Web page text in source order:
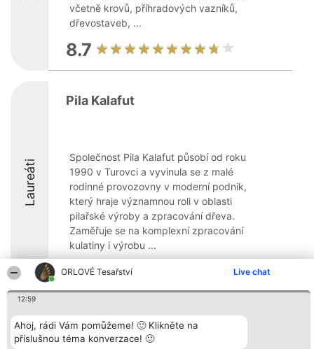
ORLOVÉ Tesařství Live chat
12:59
Ahoj, rádi Vám pomůžeme! 🙂 Klikněte na
příslušnou téma konverzace! 🙂
včetně krovů, příhradových vazníků,
dřevostaveb, ...
8.7
Laureáti
Pila Kalafut
Společnost Pila Kalafut působí od roku
1990 v Turovci a vyvinula se z malé
rodinné provozovny v moderní podnik,
který hraje významnou roli v oblasti
pilařské výroby a zpracování dřeva.
Zaměřuje se na komplexní zpracování
kulatiny i výrobu ...
9.2
Organizátor hlasování
Bright Side Solutions sp. z o.
o. sp. k.
Plebiscyt
Vítězové
Seznam všech